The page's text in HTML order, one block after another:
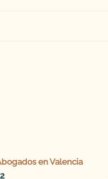
en Valencia